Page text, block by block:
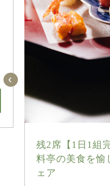
残2席【1日1組
料亭の美食を愉
ェア